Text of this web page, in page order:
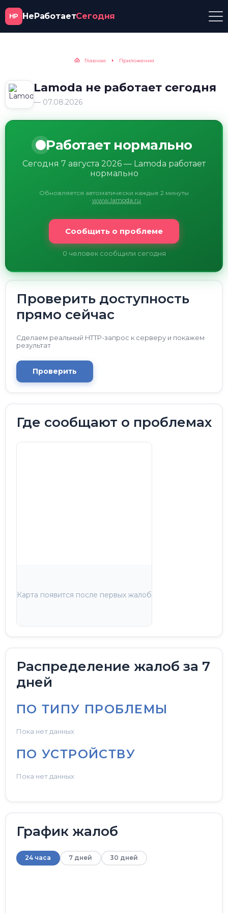
НР НеРаботаетСегодня
Главная Приложения
Lamoda не работает сегодня
— 07.08.2026
Работает нормально
Сегодня 7 августа 2026 — Lamoda работает
нормально
Обновляется автоматически каждые 2 минуты
· www.lamoda.ru
Сообщить о проблеме
0 человек сообщили сегодня
Проверить доступность
прямо сейчас
Сделаем реальный HTTP-запрос к серверу и покажем
результат
Проверить
Где сообщают о проблемах
Карта появится после первых жалоб
Распределение жалоб за 7
дней
ПО ТИПУ ПРОБЛЕМЫ
Пока нет данных
ПО УСТРОЙСТВУ
Пока нет данных
График жалоб
24 часа 7 дней 30 дней